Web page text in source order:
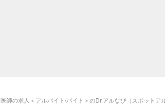
医師の求人＜アルバイト/バイト＞のDr.アルなび（スポットア